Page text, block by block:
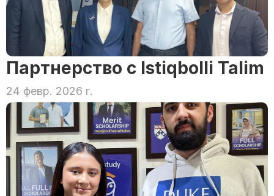
Партнерство с Istiqbolli Talim
24 февр. 2026 г.